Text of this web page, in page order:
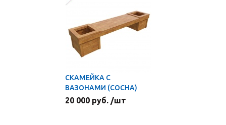
СКАМЕЙКА С
ВАЗОНАМИ (СОСНА)
20 000 руб. /шт